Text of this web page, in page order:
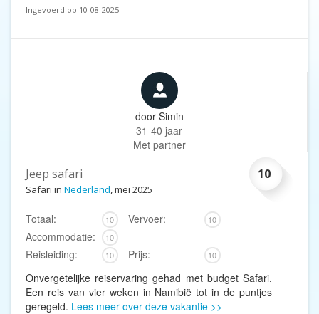
Ingevoerd op 10-08-2025
door Simin
31-40 jaar
Met partner
10
Jeep safari
Safari in Nederland, mei 2025
Totaal: 10 Vervoer: 10
Accommodatie: 10
Reisleiding: 10 Prijs: 10
Onvergetelijke reiservaring gehad met budget Safari.
Een reis van vier weken in Namibië tot in de puntjes
geregeld. Lees meer over deze vakantie >>